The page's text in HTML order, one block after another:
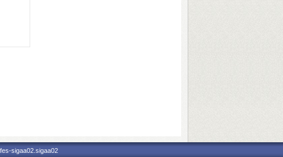
sigaa02.sigaa02